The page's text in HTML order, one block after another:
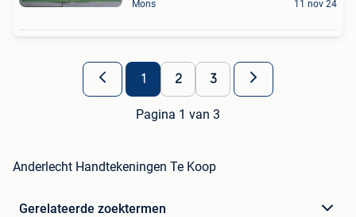
Mons 11 nov 24
1 2 3
Pagina 1 van 3
Anderlecht Handtekeningen Te Koop
Gerelateerde zoektermen